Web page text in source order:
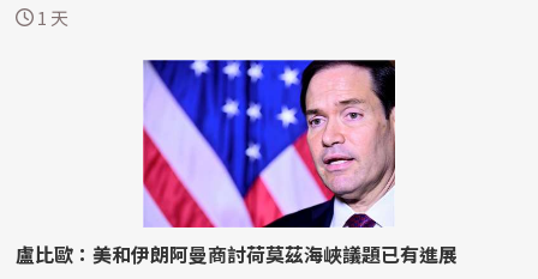
1 天
盧比歐：美和伊朗阿曼商討荷莫茲海峽議題已有進展